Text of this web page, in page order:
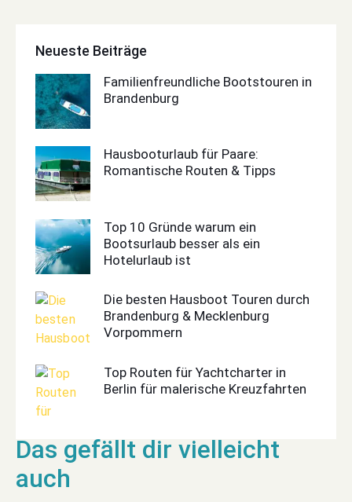
Neueste Beiträge
Familienfreundliche Bootstouren in
Brandenburg
Hausbooturlaub für Paare:
Romantische Routen & Tipps
Top 10 Gründe warum ein
Bootsurlaub besser als ein
Hotelurlaub ist
Die besten Hausboot Touren durch
Brandenburg & Mecklenburg
Vorpommern
Top Routen für Yachtcharter in
Berlin für malerische Kreuzfahrten